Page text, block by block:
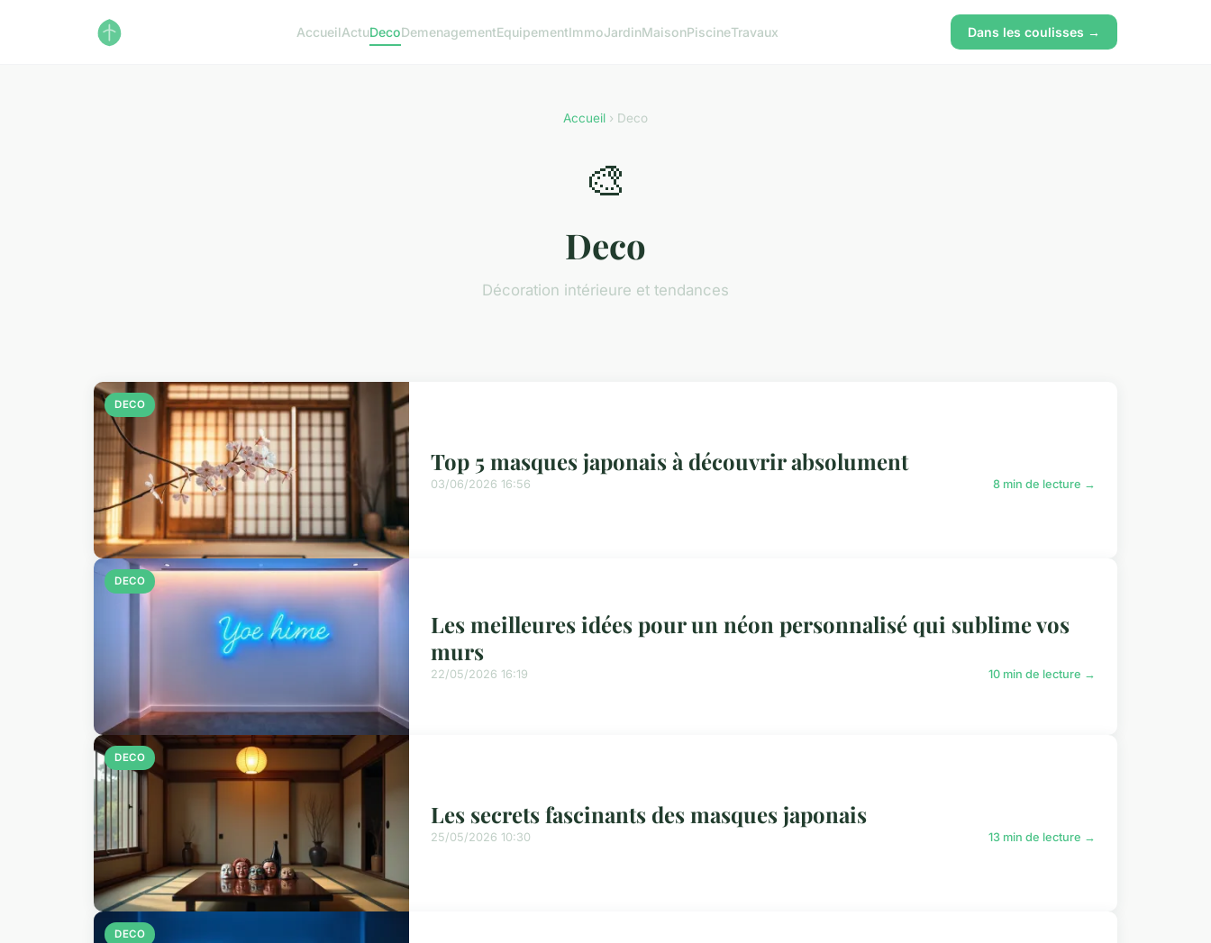
AccueilActuDecoDemenagementEquipementImmoJardinMaisonPiscineTravaux Dans les coulisses →
Accueil › Deco
🎨
Deco
Décoration intérieure et tendances
DECO
Top 5 masques japonais à découvrir absolument
03/06/2026 16:56 8 min de lecture →
DECO
Les meilleures idées pour un néon personnalisé qui sublime vos
murs
22/05/2026 16:19 10 min de lecture →
DECO
Les secrets fascinants des masques japonais
25/05/2026 10:30 13 min de lecture →
DECO